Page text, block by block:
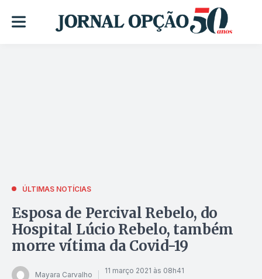
ÚLTIMAS NOTÍCIAS
Esposa de Percival Rebelo, do
Hospital Lúcio Rebelo, também
morre vítima da Covid-19
Mayara Carvalho 11 março 2021 às 08h41